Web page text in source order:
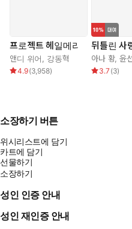
프로젝트 헤일메리
앤디 위어, 강동혁
4.9(3,958)
뒤틀린 사
아나 황,윤
3.7 (3)
소장하기 버튼
위시리스트에 담기
카트에 담기
선물하기
소장하기
성인 인증 안내
성인 재인증 안내